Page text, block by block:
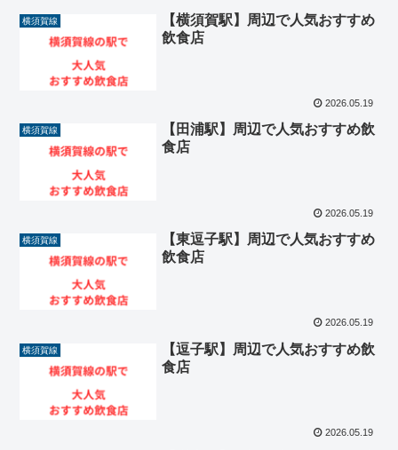
横須賀線
【横須賀駅】周辺で人気おすすめ
飲食店
2026.05.19
横須賀線
【田浦駅】周辺で人気おすすめ飲
食店
2026.05.19
横須賀線
【東逗子駅】周辺で人気おすすめ
飲食店
2026.05.19
横須賀線
【逗子駅】周辺で人気おすすめ飲
食店
2026.05.19